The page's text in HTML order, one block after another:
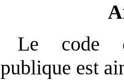
Le code
publique est